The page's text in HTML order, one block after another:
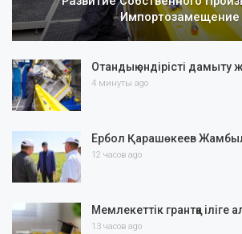
Импортозамещение
Отандық өндірісті
4 минуты ago
Ербол Қарашөкеев
12 часов ago
Мемлекеттік грантқа іліге
13 часов ago